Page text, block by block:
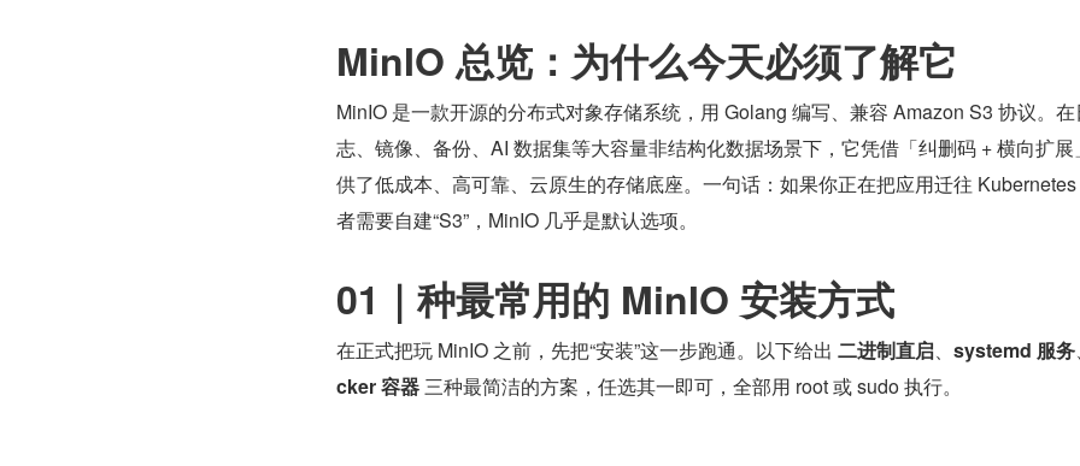
MinIO 总览：为什么今天必须了解它
MinIO 是一款开源的分布式对象存储系统，用 Golang 编写、兼容 Amazon S3 协议。
志、镜像、备份、AI 数据集等大容量非结构化数据场景下，它凭借「纠删码 + 横向扩展
供了低成本、高可靠、云原生的存储底座。一句话：如果你正在把应用迁往
者需要自建“S3”，MinIO 几乎是默认选项。
01｜种最常用的 MinIO 安装方式
在正式把玩 MinIO 之前，先把“安装”这一步跑通。以下给出 二进制直启、 systemd 服务
cker 容器 三种最简洁的方案，任选其一即可，全部用 root 或 sudo 执行。